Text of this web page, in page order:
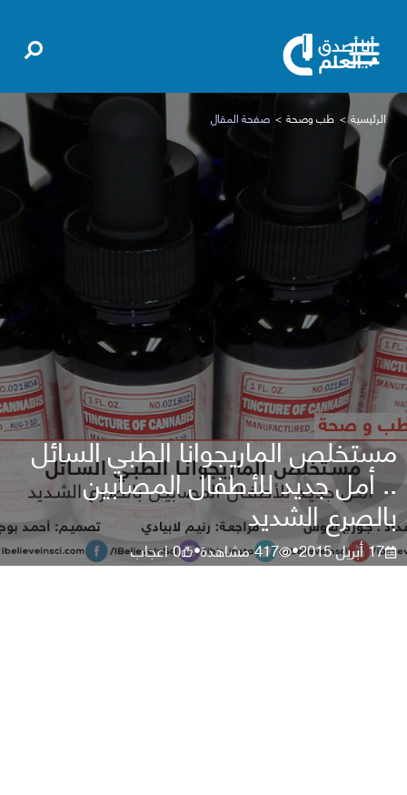
الرئيسية طب وصحة صفحة المقال
مستخلص الماريجوانا الطبي السائل
.. أمل جديد للأطفال المصابين
بالصرع الشديد
17 أبريل 2015 •
417مشاهدة•
0اعجاب